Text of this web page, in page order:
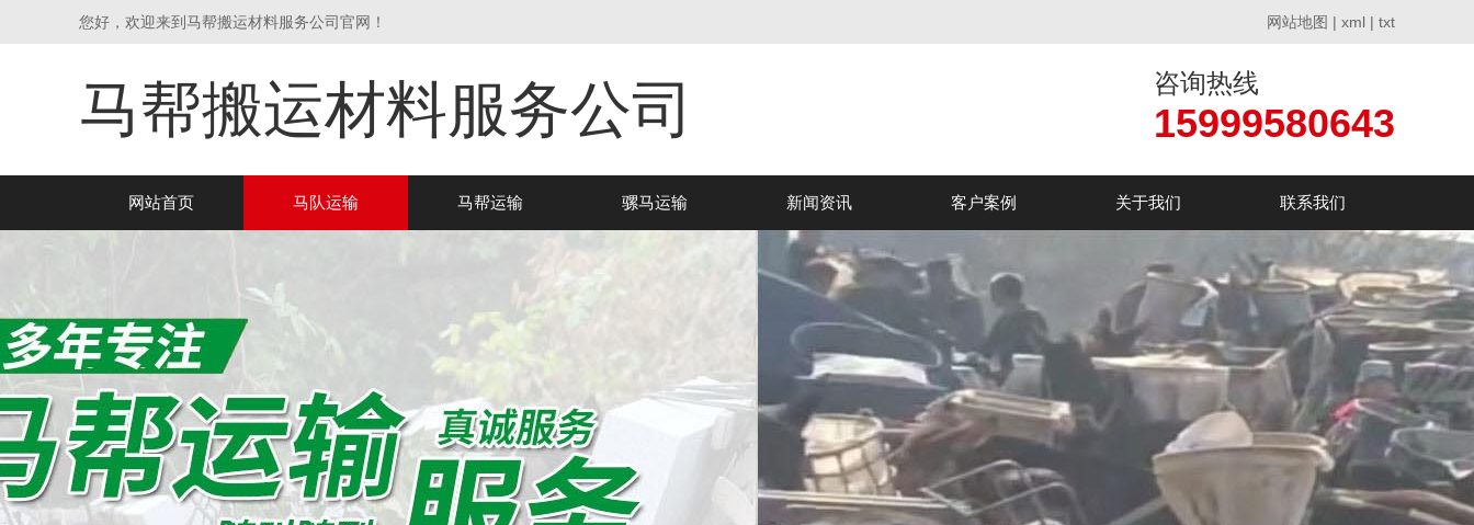
您好，欢迎来到马帮搬运材料服务公司官网！ 网站地图 | xml | txt
马帮搬运材料服务公司 咨询热线
15999580643
网站首页 马队运输 马帮运输 骡马运输 新闻资讯 客户案例 关于我们 联系我们